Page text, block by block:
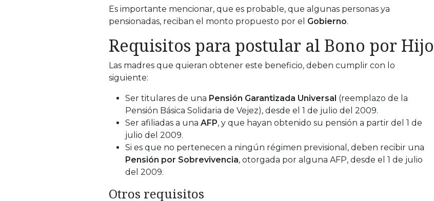
Es importante mencionar, que es probable, que algunas personas ya
pensionadas, reciban el monto propuesto por el Gobierno.
Requisitos para postular al Bono por Hijo
Las madres que quieran obtener este beneficio, deben cumplir con lo
siguiente:
Ser titulares de una Pensión Garantizada Universal (reemplazo de la
Pensión Básica Solidaria de Vejez), desde el 1 de julio del 2009.
Ser afiliadas a una AFP, y que hayan obtenido su pensión a partir del 1 de
julio del 2009.
Si es que no pertenecen a ningún régimen previsional, deben recibir una
Pensión por Sobrevivencia, otorgada por alguna AFP, desde el 1 de julio
del 2009.
Otros requisitos